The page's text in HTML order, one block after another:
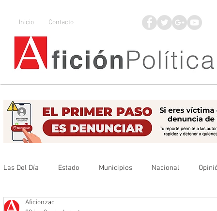
Inicio Contacto
Las Del Día Estado Municipios Nacional
Que no se olvide
Aficionzac